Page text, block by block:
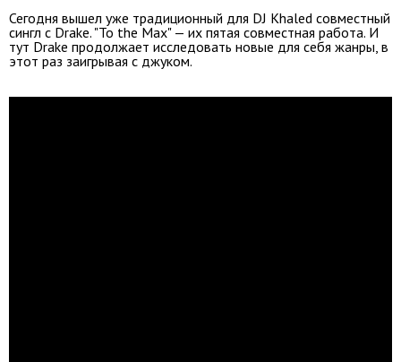
Сегодня вышел уже традиционный для DJ Khaled совместный
сингл с Drake. "To the Max" — их пятая совместная работа. И
тут Drake продолжает исследовать новые для себя жанры, в
этот раз заигрывая с джуком.